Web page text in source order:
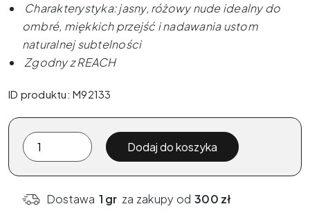
Charakterystyka: jasny, różowy nude idealny do
ombré, miękkich przejść i nadawania ustom
naturalnej subtelności
Zgodny z REACH
ID produktu: M92133
ilość
The
Pigment
x
Dodaj do koszyka
Dostawa 1 gr za zakupy od 300 zł